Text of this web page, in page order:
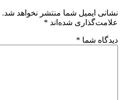
نشانی ایمیل شما منتشر نخواهد شد.
علامت‌گذاری شده‌اند *
دیدگاه شما *